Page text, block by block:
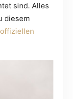
sind. Alles
diesem
offiziellen